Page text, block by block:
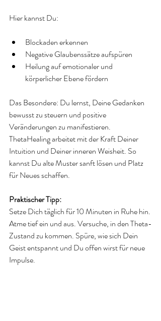
Hier kannst Du:
Blockaden erkennen
Negative Glaubenssätze aufspüren
Heilung auf emotionaler und
körperlicher Ebene fördern
Das Besondere: Du lernst, Deine Gedanken
bewusst zu steuern und positive
Veränderungen zu manifestieren.
ThetaHealing arbeitet mit der Kraft Deiner
Intuition und Deiner inneren Weisheit. So
kannst Du alte Muster sanft lösen und Platz
für Neues schaffen.
Praktischer Tipp:
Setze Dich täglich für 10 Minuten in Ruhe hin.
Atme tief ein und aus. Versuche, in den Theta-
Zustand zu kommen. Spüre, wie sich Dein
Geist entspannt und Du offen wirst für neue
Impulse.